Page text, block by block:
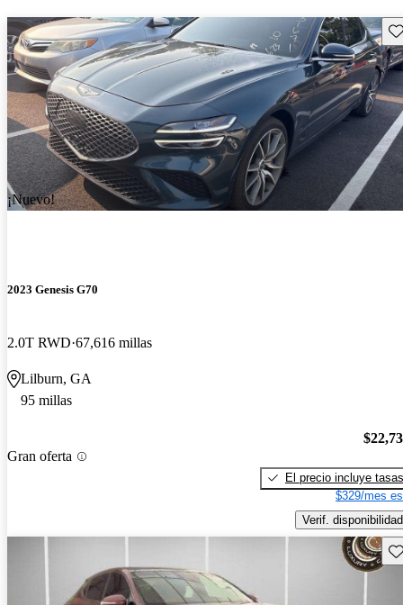
¡Nuevo!
2023 Genesis G70
2.0T RWD 67,616 millas
Lilburn, GA
95 millas
Gran oferta
El precio incluye tasas
$329/mes
Verif. disponibilidad